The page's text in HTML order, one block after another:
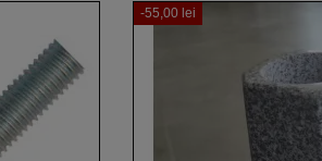
-55,00 lei